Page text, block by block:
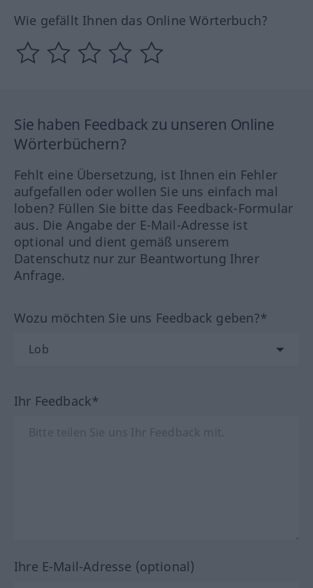
Wie gefällt Ihnen das Online Wörterbuch?
Sie haben Feedback zu unseren Online
Wörterbüchern?
Fehlt eine Übersetzung, ist Ihnen ein Fehler
aufgefallen oder wollen Sie uns einfach mal
loben? Füllen Sie bitte das Feedback-Formular
aus. Die Angabe der E-Mail-Adresse ist
optional und dient gemäß unserem
Datenschutz nur zur Beantwortung Ihrer
Anfrage.
Wozu möchten Sie uns Feedback geben?*
Ihr Feedback*
Ihre E-Mail-Adresse (optional)